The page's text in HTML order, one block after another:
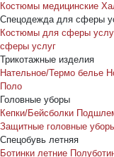
Костюмы медицинские
Спецодежда для сферы
Костюмы для сферы
сферы услуг
Трикотажные изделия
Нательное/Термо белье
Поло
Головные уборы
Кепки/Бейсболки
Защитные головные
Спецобувь летняя
Ботинки летние